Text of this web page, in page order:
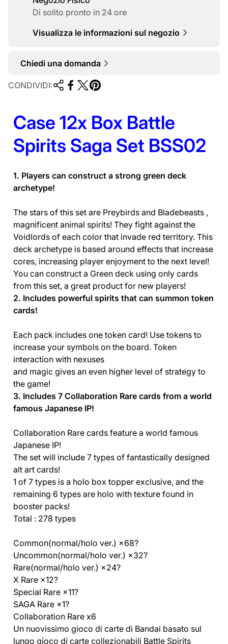
Di solito pronto in 24 ore
Visualizza le informazioni sul negozio
Chiedi una domanda
CONDIVIDI:
Case 12x Box Battle
Spirits Saga Set BSS02
1. Players can construct a strong green deck
archetype!
The stars of this set are Preybirds and Bladebeasts ,
magnificent animal spirits! They fight against the
Voidlords of each color that invade red territory. This
deck archetype is based around effects that increase
cores, increasing player enjoyment to the next level!
You can construct a Green deck using only cards
from this set, a great product for new players!
2. Includes powerful spirits that can summon token
cards!
Each pack includes one token card! Use tokens to
increase your symbols on the board. Token
interaction with nexuses
and magic gives an even higher level of strategy to
the game!
3. Includes 7 Collaboration Rare cards from a world
famous Japanese IP!
Collaboration Rare cards feature a world famous
Japanese IP!
The set will include 7 types of fantastically designed
alt art cards!
1 of 7 types is a holo box topper exclusive, and the
remaining 6 types are holo with texture found in
booster packs!
Total : 278 types
Common(normal/holo ver.) ×68?
Uncommon(normal/holo ver.) ×32?
Rare(normal/holo ver.) ×24?
X Rare ×12?
Special Rare ×11?
SAGA Rare ×1?
Collaboration Rare x6
Un nuovissimo gioco di carte di Bandai basato sul
lungo gioco di carte collezionabili Battle Spirits